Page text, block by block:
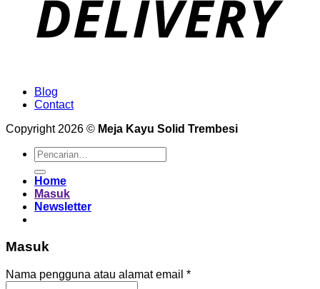
Blog
Contact
Copyright 2026 © Meja Kayu Solid Trembesi
Pencarian
untuk:
Home
Masuk
Newsletter
Masuk
Nama pengguna atau alamat email *Wajib